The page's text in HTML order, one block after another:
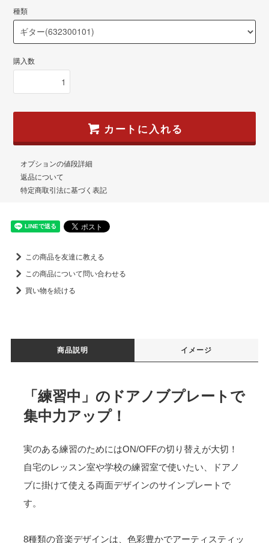
種類
購入数
カートに入れる
オプションの値段詳細
返品について
特定商取引法に基づく表記
この商品を友達に教える
この商品について問い合わせる
買い物を続ける
商品説明 イメージ
「練習中」のドアノブプレートで
集中力アップ！
実のある練習のためにはON/OFFの切り替えが大切！
自宅のレッスン室や学校の練習室で使いたい、ドアノ
ブに掛けて使える両面デザインのサインプレートで
す。
8種類の音楽デザインは、色彩豊かでアーティスティッ